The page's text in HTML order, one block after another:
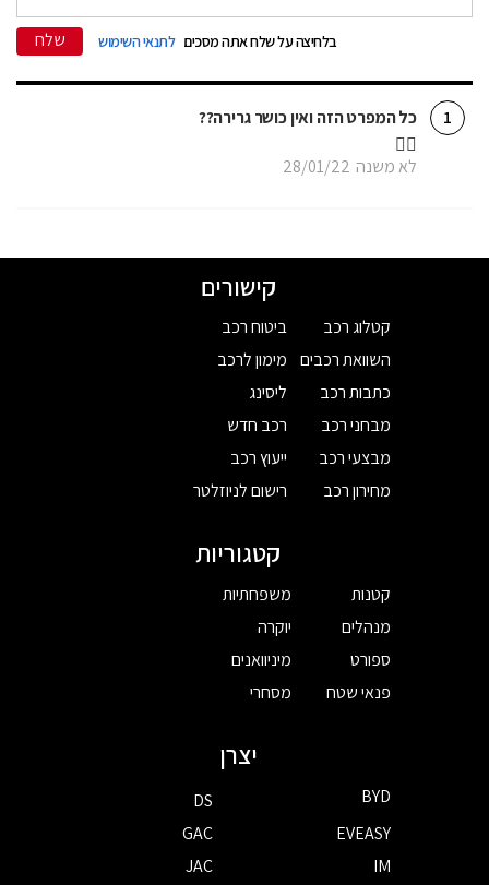
בלחיצה על שלח אתה מסכים לתנאי השימוש שלח
1 כל המפרט הזה ואין כושר גרירה??
לא משנה 28/01/22
🤦‍♂️
קישורים
קטלוג רכב
השוואת רכבים
כתבות רכב
מבחני רכב
מבצעי רכב
מחירון רכב
ביטוח רכב
מימון לרכב
ליסינג
רכב חדש
ייעוץ רכב
רישום לניוזלטר
קטגוריות
קטנות
מנהלים
ספורט
פנאי שטח
משפחתיות
יוקרה
מיניוואנים
מסחרי
יצרן
BYD
DS
EVEASY
GAC
IM
JAC